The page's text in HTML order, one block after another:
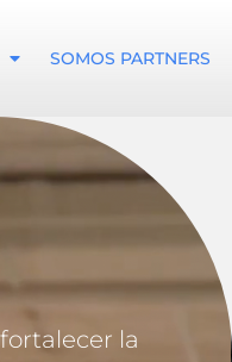
SOMOS PARTNERS
la